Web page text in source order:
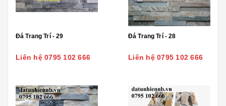
Đá Trang Trí - 29
Liên hệ 0795 102 666
Đá Trang Trí - 28
Liên hệ 0795 102 666